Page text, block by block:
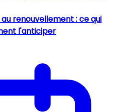
renouvellement : ce qui
l'anticiper